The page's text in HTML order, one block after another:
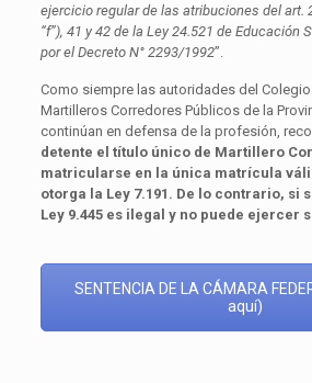
ejercicio regular de las atribuciones del art.
“f”), 41 y 42 de la Ley 24.521 de Educación
por el Decreto N° 2293/1992”.
Como siempre las autoridades del
Martilleros Corredores Públicos de la
continúan en defensa de la profesión,
detente el título único de Martillero
matricularse en la única matrícula
otorga la Ley 7.191. De lo contrario, si
Ley 9.445 es ilegal y no puede ejercer
SENTENCIA DE LA CÁMARA
aquí)